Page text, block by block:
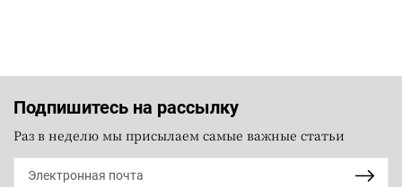
Подпишитесь на рассылку
Раз в неделю мы присылаем самые важные статьи